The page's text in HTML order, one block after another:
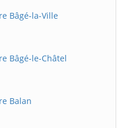
Bâgé-la-Ville
Bâgé-le-Châtel
Balan